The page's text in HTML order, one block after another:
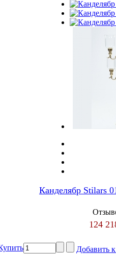
Канделябр Stilars
124
Добавить